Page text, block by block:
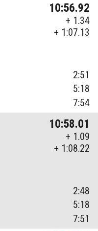
10:56.92
+ 1.34
+ 1:07.13
2:51
5:18
7:54
10:58.01
+ 1.09
+ 1:08.22
2:48
5:18
7:51